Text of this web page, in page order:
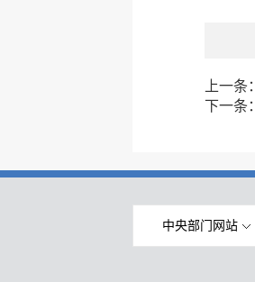
上一条：
下一条：
中央部门网站